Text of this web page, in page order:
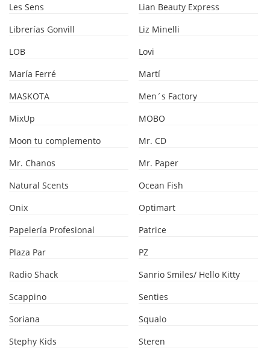
Les Sens
Lian Beauty Express
Librerías Gonvill
Liz Minelli
LOB
Lovi
María Ferré
Martí
MASKOTA
Men´s Factory
MixUp
MOBO
Moon tu complemento
Mr. CD
Mr. Chanos
Mr. Paper
Natural Scents
Ocean Fish
Onix
Optimart
Papelería Profesional
Patrice
Plaza Par
PZ
Radio Shack
Sanrio Smiles/ Hello Kitty
Scappino
Senties
Soriana
Squalo
Stephy Kids
Steren